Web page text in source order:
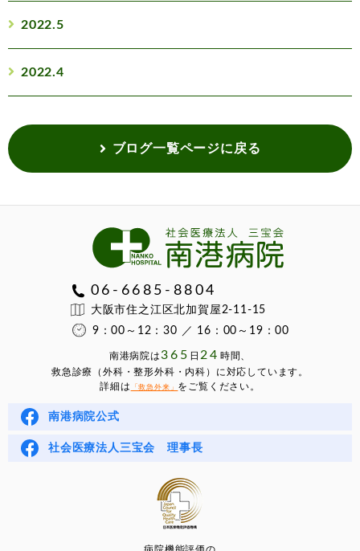
2022.5
2022.4
ブログ一覧ページに戻る
06-6685-8804
大阪市住之江区北加賀屋2-11-15
9：00～12：30 ／ 16：00～19：00
南港病院は365 ⽇ 24 時間、
救急診療（外科・整形外科・内科）に対応しています。
詳細は
「救急外来」 をご覧ください。
南港病院公式
社会医療法人三宝会 理事長